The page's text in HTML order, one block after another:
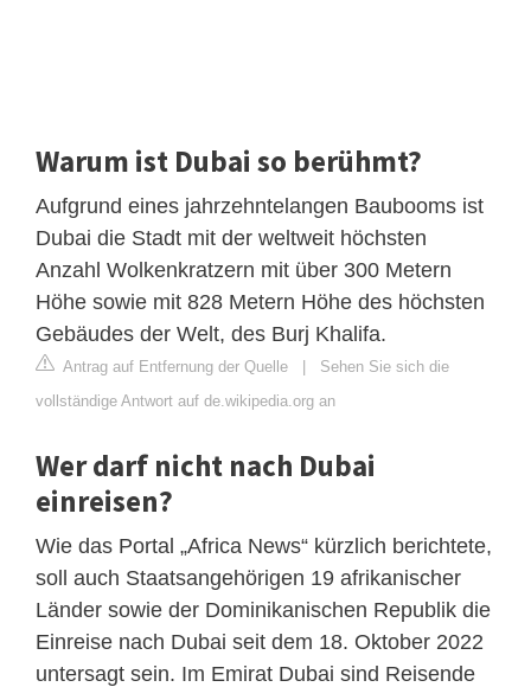
Warum ist Dubai so berühmt?
Aufgrund eines jahrzehntelangen Baubooms ist
Dubai die Stadt mit der weltweit höchsten
Anzahl Wolkenkratzern mit über 300 Metern
Höhe sowie mit 828 Metern Höhe des höchsten
Gebäudes der Welt, des Burj Khalifa.
Antrag auf Entfernung der Quelle | Sehen Sie sich die
vollständige Antwort auf de.wikipedia.org an
Wer darf nicht nach Dubai
einreisen?
Wie das Portal „Africa News“ kürzlich berichtete,
soll auch Staatsangehörigen 19 afrikanischer
Länder sowie der Dominikanischen Republik die
Einreise nach Dubai seit dem 18. Oktober 2022
untersagt sein. Im Emirat Dubai sind Reisende